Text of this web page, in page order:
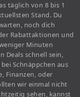
täglich von 8 bis 1
Stand. Du
noch dich
Rabattaktionen und
Minuten
Deals schnell sein,
Schnäppchen aus
Finanzen, oder
wir einmal nicht
sehen, kannst